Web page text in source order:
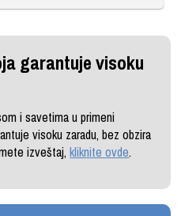
garantuje visoku
i savetima u primeni
visoku zaradu, bez obzira
izveštaj,kliknite ovde.